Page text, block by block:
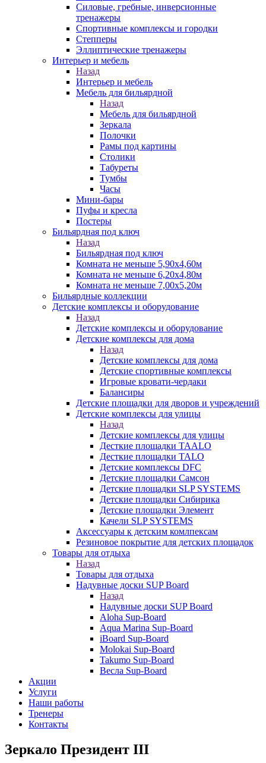
Силовые, гребные, инверсионные
тренажеры
Спортивные комплексы и городки
Степперы
Эллиптические тренажеры
Интерьер и мебель
Назад
Интерьер и мебель
Мебель для бильярдной
Назад
Мебель для бильярдной
Зеркала
Полочки
Рамы под картины
Столики
Табуреты
Тумбы
Часы
Мини-бары
Пуфы и кресла
Постеры
Бильярдная под ключ
Назад
Бильярдная под ключ
Комната не меньше 5,90х4,60м
Комната не меньше 6,20х4,80м
Комната не меньше 7,00х5,20м
Бильярдные коллекции
Детские комплексы и оборудование
Назад
Детские комплексы и оборудование
Детские комплексы для дома
Назад
Детские комплексы для дома
Детские спортивные комплексы
Игровые кровати-чердаки
Балансиры
Детские площадки для дворов и учреждений
Детские комплексы для улицы
Назад
Детские комплексы для улицы
Десткие площадки TAALO
Десткие площадки TALO
Детские комплексы DFC
Детские площадки Самсон
Детские площадки SLP SYSTEMS
Детские площадки Сибирика
Детские площадки Элемент
Качели SLP SYSTEMS
Аксессуары к детским комлпексам
Резиновое покрытие для детских площадок
Товары для отдыха
Назад
Товары для отдыха
Надувные доски SUP Board
Назад
Надувные доски SUP Board
Aloha Sup-Board
Aqua Marina Sup-Board
iBoard Sup-Board
Molokai Sup-Board
Takumo Sup-Board
Весла Sup-Board
Акции
Услуги
Наши работы
Тренеры
Контакты
Зеркало Президент III